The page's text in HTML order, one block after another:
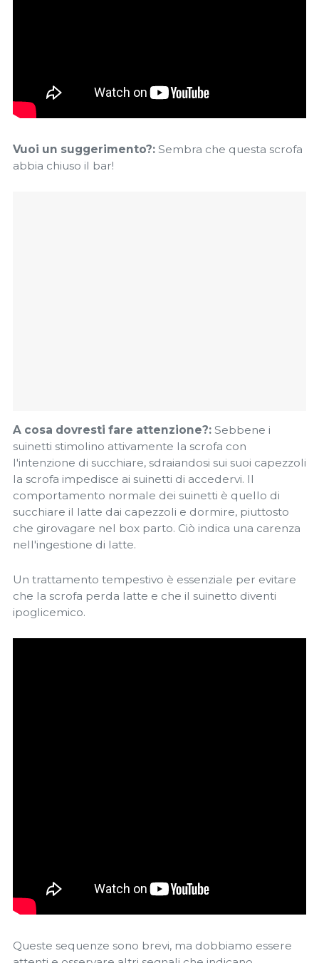
Vuoi un suggerimento?: Sembra che questa scrofa
abbia chiuso il bar!
A cosa dovresti fare attenzione?: Sebbene i
suinetti stimolino attivamente la scrofa con
l'intenzione di succhiare, sdraiandosi sui suoi capezzoli
la scrofa impedisce ai suinetti di accedervi. Il
comportamento normale dei suinetti è quello di
succhiare il latte dai capezzoli e dormire, piuttosto
che girovagare nel box parto. Ciò indica una carenza
nell'ingestione di latte.
Un trattamento tempestivo è essenziale per evitare
che la scrofa perda latte e che il suinetto diventi
ipoglicemico.
Queste sequenze sono brevi, ma dobbiamo essere